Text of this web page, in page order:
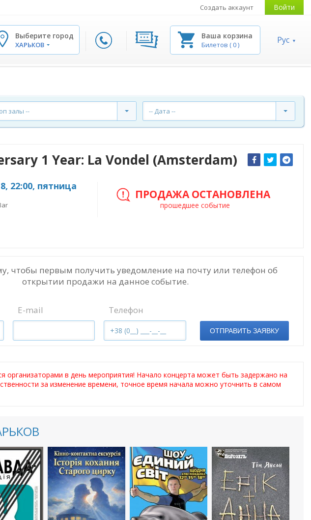
Создать аккаунт Войти
Выберите город
ХАРЬКОВ
Ваша корзина
Билетов (0) Рус
залы -- -- Дата --
1 Year: La Vondel (Amsterdam)
22:00, пятница
ПРОДАЖА ОСТАНОВЛЕНА
прошедшее событие
чтобы первым получить уведомление на почту или телефон об
открытии продажи на данное событие.
E-mail Телефон
ОТПРАВИТЬ ЗАЯВКУ
организаторами в день мероприятия! Начало концерта может быть задержано на
за изменение времени, точное время начала можно уточнить в самом